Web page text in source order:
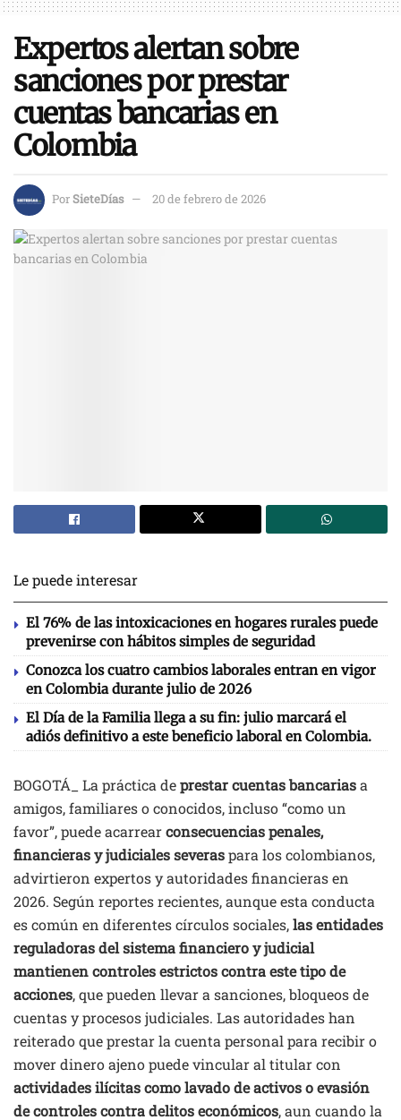
Expertos alertan sobre
sanciones por prestar
cuentas bancarias en
Colombia
PorSieteDías 20 de febrero de 2026
Le puede interesar
El 76% de las intoxicaciones en hogares rurales puede
prevenirse con hábitos simples de seguridad
Conozca los cuatro cambios laborales entran en vigor
en Colombia durante julio de 2026
El Día de la Familia llega a su fin: julio marcará el
adiós definitivo a este beneficio laboral en Colombia.
BOGOTÁ_ La práctica deprestar cuentas bancariasa
amigos, familiares o conocidos, incluso “como un
favor”, puede acarrearconsecuencias penales,
financieras y judiciales severaspara los colombianos,
advirtieron expertos y autoridades financieras en
2026. Según reportes recientes, aunque esta conducta
es común en diferentes círculos sociales,las entidades
reguladoras del sistema financiero y judicial
mantienen controles estrictos contra este tipo de
acciones, que pueden llevar a sanciones, bloqueos de
cuentas y procesos judiciales. Las autoridades han
reiterado que prestar la cuenta personal para recibir o
mover dinero ajeno puede vincular al titular con
actividades ilícitas como lavado de activos o evasión
de controles contra delitos económicos, aun cuando la